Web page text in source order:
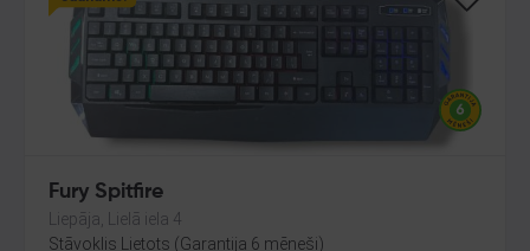
Fury Spitfire
Liepāja, Lielā iela 4
Stāvoklis Lietots (Garantija 6 mēneši)